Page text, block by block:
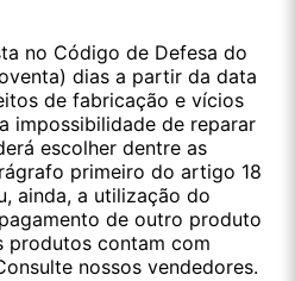
no Código de Defesa do
dias a partir da data
de fabricação e vícios
impossibilidade de reparar
escolher dentre as
primeiro do artigo 18
ainda, a utilização do
de outro produto
produtos contam com
nossos vendedores.